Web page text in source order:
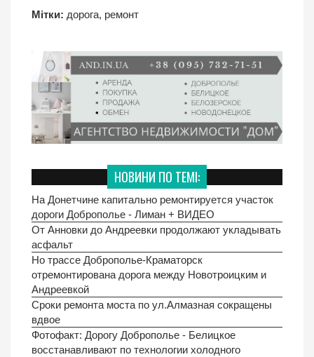
Мітки: дорога, ремонт
НОВИНИ ПО ТЕМІ:
На Донетчине капитально ремонтируется участок
дороги Доброполье - Лиман + ВИДЕО
От Анновки до Андреевки продолжают укладывать
асфальт
Но трассе Доброполье-Краматорск
отремонтирована дорога между Новотроицким и
Андреевкой
Сроки ремонта моста по ул.Алмазная сокращены
вдвое
Фотофакт: Дорогу Доброполье - Белицкое
восстанавливают по технологии холодного